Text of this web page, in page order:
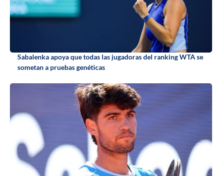
Sabalenka apoya que todas las jugadoras del ranking WTA se
sometan a pruebas genéticas